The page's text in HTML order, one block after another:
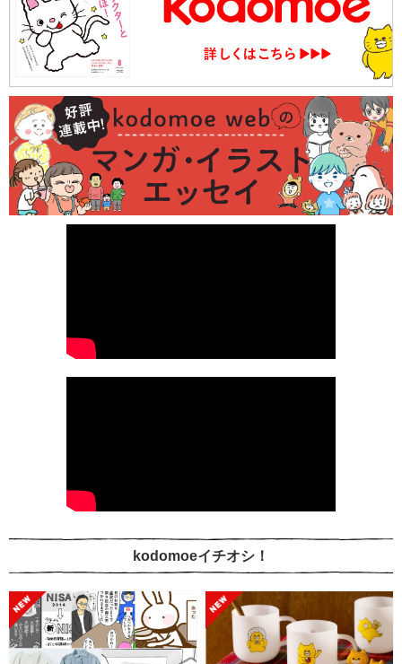
kodomoeイチオシ！